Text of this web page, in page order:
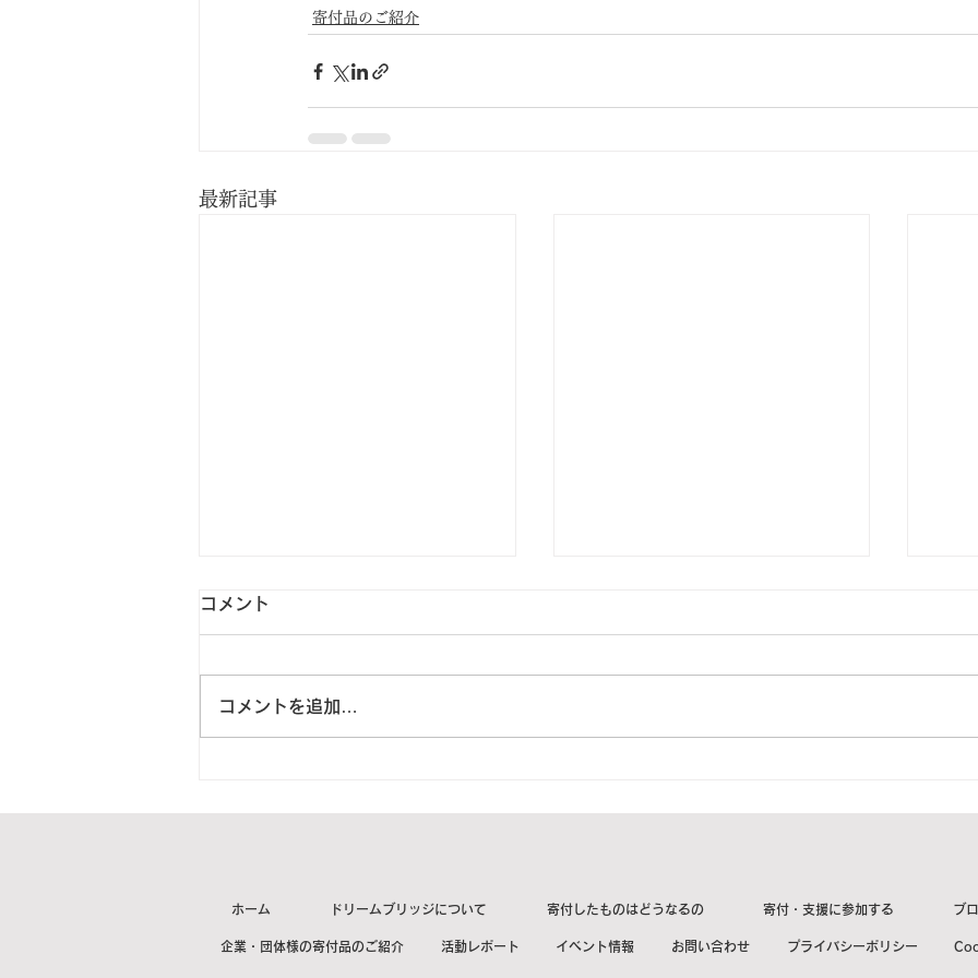
寄付品のご紹介
最新記事
O様より1箱をご寄付頂きま
様より1箱をご寄付頂きまし
T様
コメント
コメントを追加…
ホーム ドリームブリッジについて 寄付したものはどうなるの 寄付・支援に参加する ブ
企業・団体様の寄付品のご紹介 活動レポート イベント情報 お問い合わせ プライバシーポリシー